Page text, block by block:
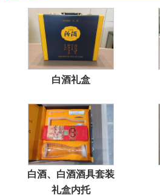
白酒礼盒
白酒、白酒酒具套装
礼盒内托